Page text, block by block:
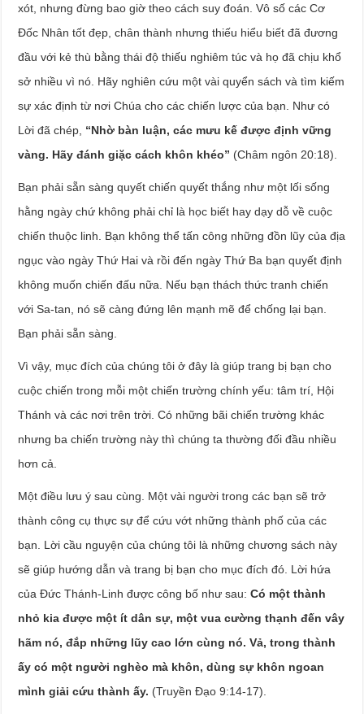
xót, nhưng đừng bao giờ theo cách suy đoán. Vô số các Cơ
Đốc Nhân tốt đẹp, chân thành nhưng thiếu hiểu biết đã đương
đầu với kẻ thù bằng thái độ thiếu nghiêm túc và họ đã chịu khổ
sở nhiều vì nó. Hãy nghiên cứu một vài quyển sách và tìm kiếm
sự xác định từ nơi Chúa cho các chiến lược của bạn. Như có
Lời đã chép, “Nhờ bàn luận, các mưu kế được định vững
vàng. Hãy đánh giặc cách khôn khéo” (Châm ngôn 20:18).
Bạn phải sẵn sàng quyết chiến quyết thắng như một lối sống
hằng ngày chứ không phải chỉ là học biết hay dạy dỗ về cuộc
chiến thuộc linh. Bạn không thể tấn công những đồn lũy của địa
ngục vào ngày Thứ Hai và rồi đến ngày Thứ Ba bạn quyết định
không muốn chiến đấu nữa. Nếu bạn thách thức tranh chiến
với Sa-tan, nó sẽ càng đứng lên mạnh mẽ để chống lại bạn.
Bạn phải sẵn sàng.
Vì vậy, mục đích của chúng tôi ở đây là giúp trang bị bạn cho
cuộc chiến trong mỗi một chiến trường chính yếu: tâm trí, Hội
Thánh và các nơi trên trời. Có những bãi chiến trường khác
nhưng ba chiến trường này thì chúng ta thường đối đầu nhiều
hơn cả.
Một điều lưu ý sau cùng. Một vài người trong các bạn sẽ trở
thành công cụ thực sự để cứu vớt những thành phố của các
bạn. Lời cầu nguyện của chúng tôi là những chương sách này
sẽ giúp hướng dẫn và trang bị bạn cho mục đích đó. Lời hứa
của Đức Thánh-Linh được công bố như sau:Có một thành
nhỏ kia được một ít dân sự, một vua cường thạnh đến vây
hãm nó, đắp những lũy cao lớn cùng nó. Vả, trong thành
ấy có một người nghèo mà khôn, dùng sự khôn ngoan
mình giải cứu thành ấy. (Truyền Đạo 9:14-17).